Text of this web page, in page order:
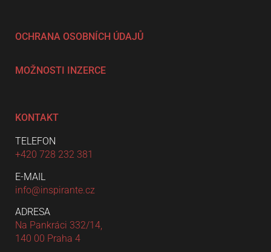
OCHRANA OSOBNÍCH ÚDAJŮ
MOŽNOSTI INZERCE
KONTAKT
TELEFON
+420 728 232 381
E-MAIL
info@inspirante.cz
ADRESA
Na Pankráci 332/14,
140 00 Praha 4